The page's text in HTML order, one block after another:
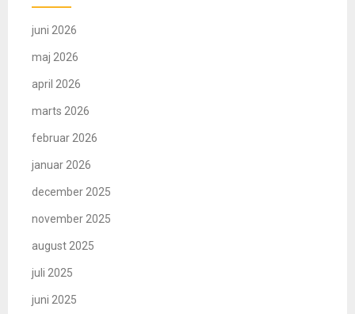
juni 2026
maj 2026
april 2026
marts 2026
februar 2026
januar 2026
december 2025
november 2025
august 2025
juli 2025
juni 2025